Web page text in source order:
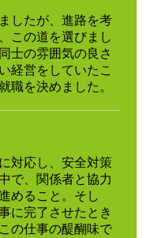
したが、進路を考
この道を選びまし
士の雰囲気の良さ
経営をしていたこ
職を決めました。
対応し、安全対策
で、関係者と協力
めること。そし
に完了させたとき
の仕事の醍醐味で